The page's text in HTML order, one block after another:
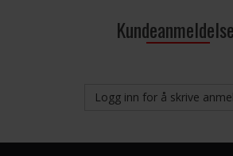
Logg inn for å skrive